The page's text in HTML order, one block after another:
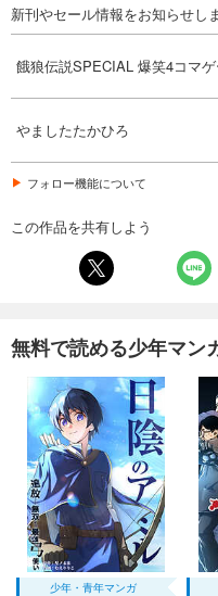
新刊やセール情報をお知らせしま
餓狼伝説SPECIAL 爆笑4コマ
やましたたかひろ
フォロー機能について
この作品を共有しよう
無料で読める少年マン
少年・青年マンガ